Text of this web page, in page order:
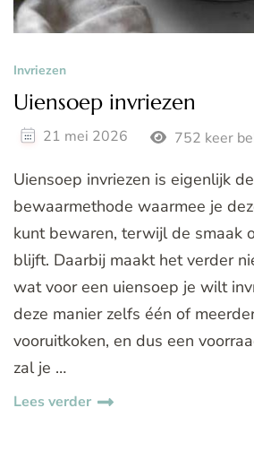
Invriezen
Uiensoep invriezen
21 mei 2026 752 keer
Uiensoep invriezen is eigenlijk
bewaarmethode waarmee je
kunt bewaren, terwijl de smaak
blijft. Daarbij maakt het verder
wat voor een uiensoep je wilt
deze manier zelfs één of
vooruitkoken, en dus een
zal je …
Lees verder